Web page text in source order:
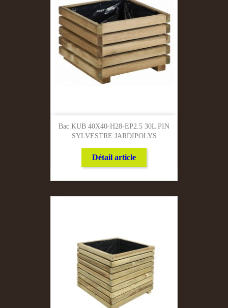
Bac KUB 40X40-H28-EP2.5 30L PIN
SYLVESTRE JARDIPOLYS
Détail article